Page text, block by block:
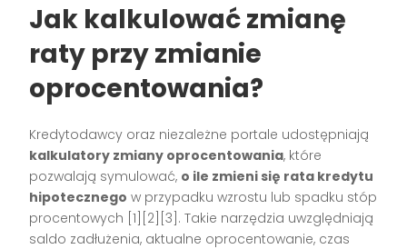
Jak kalkulować zmianę
raty przy zmianie
oprocentowania?
Kredytodawcy oraz niezależne portale udostępniają
kalkulatory zmiany oprocentowania, które
pozwalają symulować, o ile zmieni się rata kredytu
hipotecznego w przypadku wzrostu lub spadku stóp
procentowych [1][2][3] . Takie narzędzia uwzględniają
saldo zadłużenia, aktualne oprocentowanie, czas